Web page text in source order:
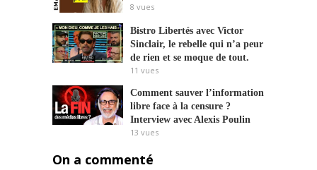
8 vues
Bistro Libertés avec Victor
Sinclair, le rebelle qui n’a peur
de rien et se moque de tout.
11 vues
Comment sauver l’information
libre face à la censure ?
Interview avec Alexis Poulin
13 vues
On a commenté